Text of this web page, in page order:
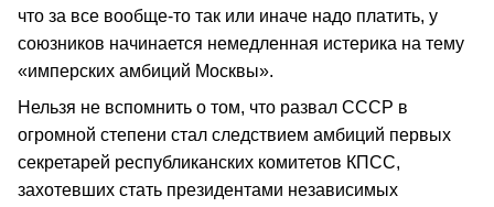
что за все вообще-то так или иначе надо платить, у
союзников начинается немедленная истерика на тему
«имперских амбиций Москвы».
Нельзя не вспомнить о том, что развал СССР в
огромной степени стал следствием амбиций первых
секретарей республиканских комитетов КПСС,
захотевших стать президентами независимых